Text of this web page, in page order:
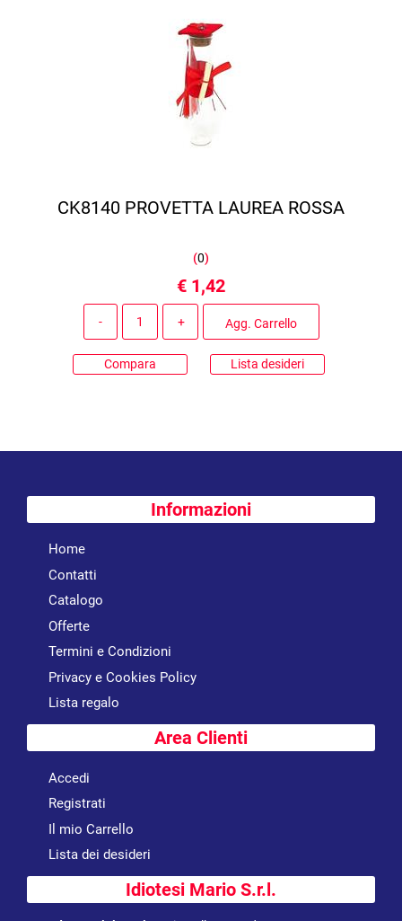
CK8140 PROVETTA LAUREA ROSSA
(0)
€ 1,42
Agg. Carrello
Compara Lista desideri
Informazioni
Home
Contatti
Catalogo
Offerte
Termini e Condizioni
Privacy e Cookies Policy
Lista regalo
Area Clienti
Accedi
Registrati
Il mio Carrello
Lista dei desideri
Idiotesi Mario S.r.l.